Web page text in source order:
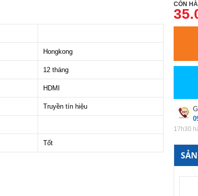
Hongkong
12 tháng
HDMI
Truyền tín hiệu
Tốt
CÒN
17h30